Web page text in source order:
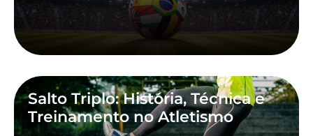
Salto Triplo: História, Técnica e
Treinamento no Atletismo